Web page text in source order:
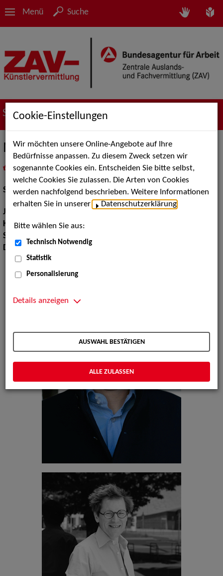
Menü Suche
Suche nach Künstler*innen
Moritz Peters
als PDF speichern
inMeine Merklistelegen
Schauspiel:Bühne, Film und TV
Jahrgang:
Körpergröße:180 cm
Sport:
Dialekte:
Cookie-Einstellungen
Wir möchten unsere Online-Angebote auf Ihre
Bedürfnisse anpassen. Zu diesem Zweck setzen wir
sogenannte Cookies ein. Entscheiden Sie bitte selbst,
welche Cookies Sie zulassen. Die Arten von Cookies
werden nachfolgend beschrieben. Weitere Informationen
erhalten Sie in unserer
Datenschutzerklärung
Bitte wählen Sie aus:
Technisch Notwendig
Statistik
Personalisierung
Details anzeigen
AUSWAHL BESTÄTIGEN
ALLE ZULASSEN